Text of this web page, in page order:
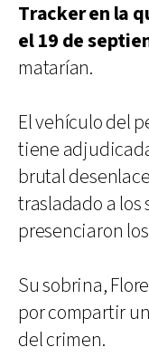
Tracker en la
el 19 de
matarían.
El vehículo del
tiene
brutal
trasladado a los
presenciaron
Su sobrina,
por compartir
del crimen.